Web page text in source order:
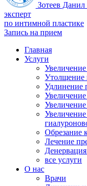
Зотеев
эксперт
по интимной пластике
Запись на прием
Главная
Услуги
Утолщение
Удлинение
Обрезание
Лечение
все услуги
О нас
Врачи